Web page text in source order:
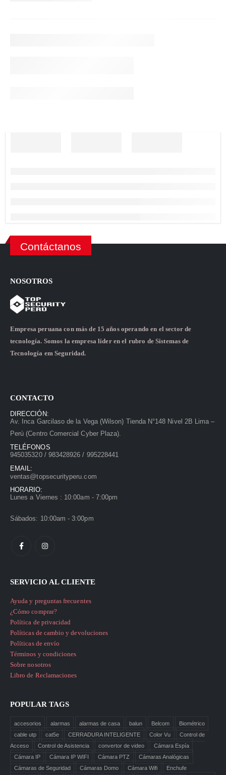
Contáctanos
NOSOTROS
Empresa peruana con más de 15 años operando en el sector de
tecnología. Somos la empresa líder en el rubro de Sistemas de
Tecnología em Seguridad.
CONTACTO
DIRECCIÓN:
Av. Inca Garcilaso de la Vega (Wilson) Tienda N°148 Nivel 2B Lima –
Perú (Centro Comercial Cyber Plaza).
TELÉFONOS
945035320 / 983428926 / 995228441
EMAIL:
ventas@topsecurityperu.com
HORARIO:
Lunes a Viernes : 10:00am - 7:00pm
Sábados: 10:00am - 3:00pm
SERVICIO AL CLIENTE
Ayuda y preguntas frecuentes
¿Cómo comprar?
Política de privacidad
Políticas de cambio y devoluciones
Políticas de envío
Términos y condiciones
Sobre nosotros
Libro de Reclamaciones
POPULAR TAGS
accesorios alarmas alarmas de casa balun Belcom
Biométrico
cable utp
cat5e CERRADURA INTELIGENTE Color Vu
Control de
Acceso
Control de Asistencia convertor de video
Cámara Espía
Cámara IP
Cámara IP WIFI Cámara PTZ
Cámaras Analógicas
Cámaras de Seguridad
Cámaras Domo Cámara Wifi Enchufe